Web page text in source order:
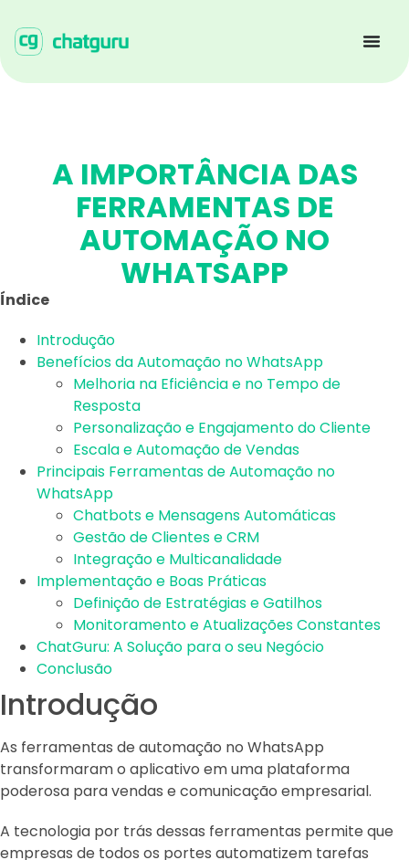
A IMPORTÂNCIA DAS
FERRAMENTAS DE
AUTOMAÇÃO NO
WHATSAPP
Índice
Introdução
Benefícios da Automação no WhatsApp
Melhoria na Eficiência e no Tempo de
Resposta
Personalização e Engajamento do Cliente
Escala e Automação de Vendas
Principais Ferramentas de Automação no
WhatsApp
Chatbots e Mensagens Automáticas
Gestão de Clientes e CRM
Integração e Multicanalidade
Implementação e Boas Práticas
Definição de Estratégias e Gatilhos
Monitoramento e Atualizações Constantes
ChatGuru: A Solução para o seu Negócio
Conclusão
Introdução
As ferramentas de automação no WhatsApp
transformaram o aplicativo em uma plataforma
poderosa para vendas e comunicação empresarial.
A tecnologia por trás dessas ferramentas permite que
empresas de todos os portes automatizem tarefas